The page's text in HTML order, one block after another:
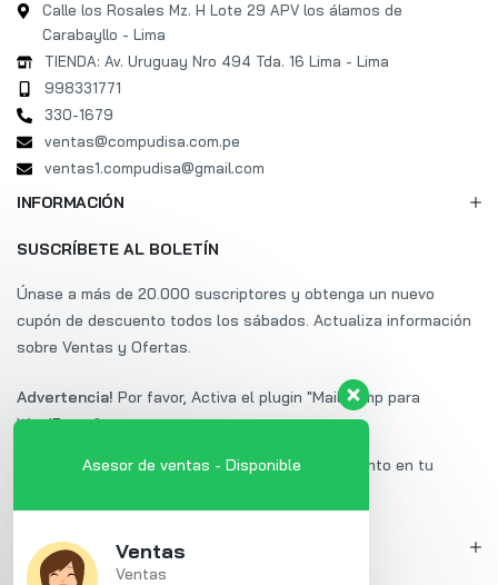
Calle los Rosales Mz. H Lote 29 APV los álamos de
Carabayllo - Lima
TIENDA: Av. Uruguay Nro 494 Tda. 16 Lima - Lima
998331771
330-1679
ventas@compudisa.com.pe
ventas1.compudisa@gmail.com
INFORMACIÓN
MI CUENTA
SUSCRÍBETE AL BOLETÍN
Únase a más de 20.000 suscriptores y obtenga un nuevo
cupón de descuento todos los sábados. Actualiza información
sobre Ventas y Ofertas.
Advertencia! Por favor, Activa el plugin "Mailchimp para
WordPress".
Suscríbete a Uminex y obtén un 20% de descuento en tu
Asesor de ventas - Disponible
Ventas
Ventas